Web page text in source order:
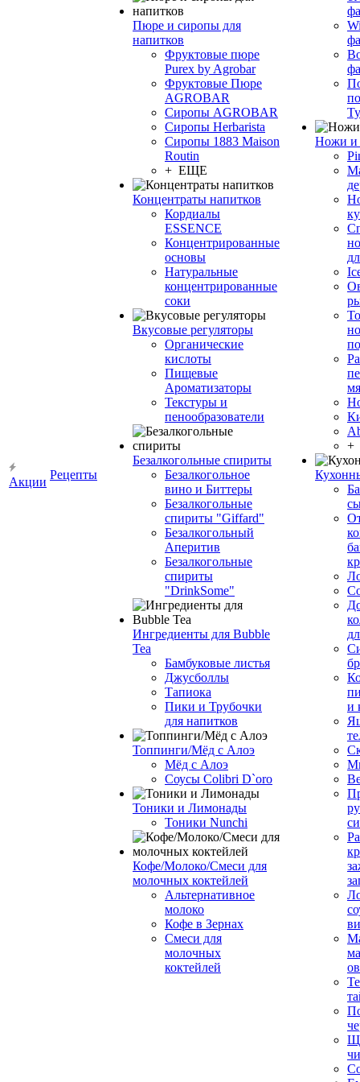
Акции
Рецепты
Пюре и сиропы для
напитков
Фруктовые пюре
Purex by Agrobar
Фруктовые Пюре
AGROBAR
Сиропы AGROBAR
Сиропы Herbarista
Сиропы 1883 Maison
Routin
+ ЕЩЕ
Концентраты напитков
Кордиалы
ESSENCE
Концентрированные
основы
Натуральные
концентрированные
соки
Вкусовые регуляторы
Органические
кислоты
Пищевые
Ароматизаторы
Текстуры и
пенообразователи
Безалкогольные спириты
Безалкогольное
вино и Биттеры
Безалкогольные
спириты "Giffard"
Безалкогольный
Аперитив
Безалкогольные
спириты
"DrinkSome"
Ингредиенты для Bubble
Tea
Бамбуковые листья
Джусболлы
Тапиока
Пики и Трубочки
для напитков
Топпинги/Мёд с Алоэ
Мёд с Алоэ
Соусы Colibri D`oro
Тоники и Лимонады
Тоники Nunchi
Кофе/Молоко/Смеси для
молочных коктейлей
Альтернативное
молоко
Кофе в Зернах
Смеси для
молочных
коктейлей
Ножи и
+
и